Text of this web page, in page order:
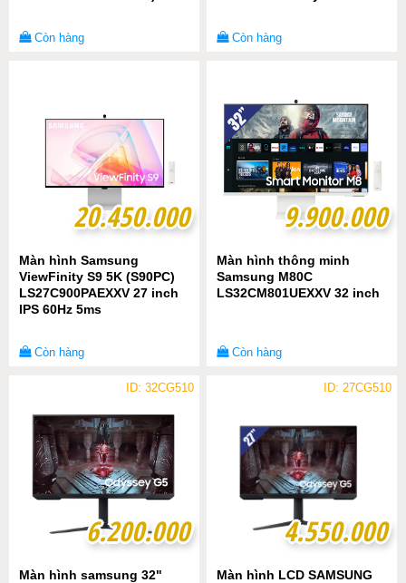
Còn hàng Còn hàng
20.450.000
20.450.000
Màn hình Samsung
ViewFinity S9 5K (S90PC)
LS27C900PAEXXV 27 inch
IPS 60Hz 5ms
Còn hàng
9.900.000
9.900.000
Màn hình thông minh
Samsung M80C
LS32CM801UEXXV 32 inch
Còn hàng
ID: 32CG510
6.200.000
6.200.000
Màn hình samsung 32"
ID: 27CG510
4.550.000
4.550.000
Màn hình LCD SAMSUNG